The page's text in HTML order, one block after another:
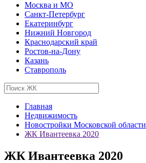
Москва и МО
Санкт-Петербург
Екатеринбург
Нижний Новгород
Краснодарский край
Ростов-на-Дону
Казань
Ставрополь
Главная
Недвижимость
Новостройки Московской области
ЖК Ивантеевка 2020
ЖК Ивантеевка 2020